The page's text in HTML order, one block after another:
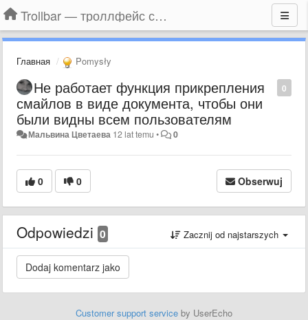
Trollbar — троллфейс смайлы для Контакта, Фейсбука, Одноклассников
Главная Pomysły
0
Не работает функция прикрепления
смайлов в виде документа, чтобы они
были видны всем пользователям
Мальвина Цветаева 12 lat temu • 0
0 0 Obserwuj
Odpowiedzi 0 Zacznij od najstarszych
Customer support service by UserEcho